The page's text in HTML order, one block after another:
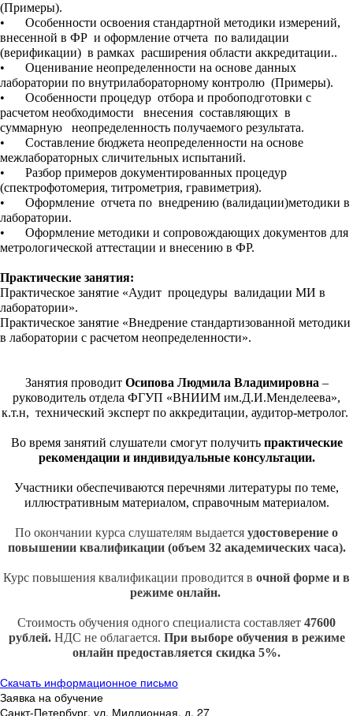
(Примеры).
•
Особенности освоения стандартной методики измерений,
внесенной в ФР и оформление отчета по валидации
(верификации) в рамках расширения области аккредитации..
•
Оценивание неопределенности на основе данных
лаборатории по внутрилабораторному контролю (Примеры).
•
Особенности процедур отбора и пробоподготовки с
расчетом необходимости внесения составляющих в
суммарную неопределенность получаемого результата.
•
Составление бюджета неопределенности на основе
межлабораторных сличительных испытаний.
•
Разбор примеров документированных процедур
(спектрофотомерия, титрометрия, гравиметрия).
•
Оформление отчета по внедрению (валидации)методики в
лаборатории.
•
Оформление методики и сопровождающих документов для
метрологической аттестации и внесению в ФР.
Практические занятия:
Практическое занятие «Аудит процедуры валидации МИ в
лаборатории».
Практическое занятие «Внедрение стандартизованной методики
в лаборатории с расчетом неопределенности».
Занятия проводит Осипова Людмила Владимировна –
руководитель отдела ФГУП «ВНИИМ им.Д.И.Менделеева»,
к.т.н, технический эксперт по аккредитации, аудитор-метролог.
Во время занятий слушатели смогут получить практические
рекомендации и индивидуальные консультации.
Участники обеспечиваются перечнями литературы по теме,
иллюстративным материалом, справочным материалом.
По окончании курса слушателям выдается удостоверение о
повышении квалификации (объем 32 академических часа).
Курс повышения квалификации проводится в очной форме и в
режиме онлайн.
Стоимость обучения одного специалиста составляет 47600
рублей. НДС не облагается. При выборе обучения в режиме
онлайн предоставляется скидка 5%.
Скачать информационное письмо
Заявка на обучение
Санкт-Петербург, ул. Миллионная, д. 27